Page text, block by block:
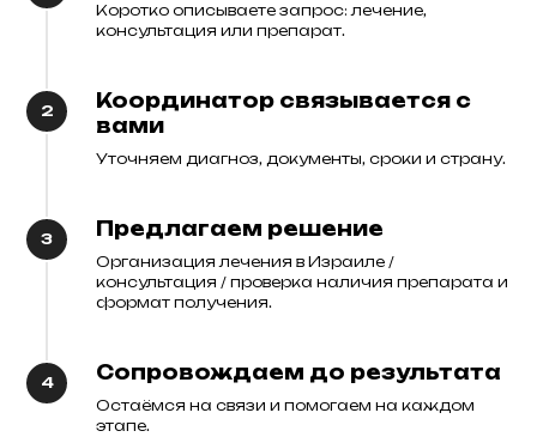
Коротко описываете запрос: лечение,
консультация или препарат.
Координатор связывается с
вами
Уточняем диагноз, документы, сроки и страну.
Предлагаем решение
Организация лечения в Израиле /
консультация / проверка наличия препарата и
формат получения.
Сопровождаем до результата
Остаёмся на связи и помогаем на каждом
этапе.